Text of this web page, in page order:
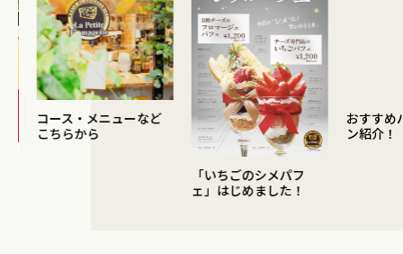
コース・メニューなど
こちらから
「いちごのシメパフ
ェ」はじめました！
おすすめパ
ン紹介！